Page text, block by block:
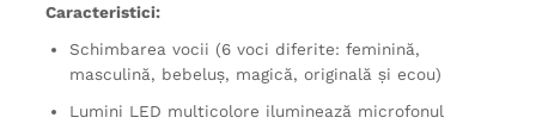
Caracteristici:
Schimbarea vocii (6 voci diferite: feminină,
masculină, bebeluș, magică, originală și ecou)
Lumini LED multicolore iluminează microfonul